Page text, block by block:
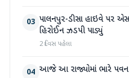
03 પાલનપુર-ડીસા હાઇવે પર
હિરોઈન ઝડપી પાડ્યું
2 દિવસ પહેલા
04 આજે આ રાજ્યોમાં ભારે પવન